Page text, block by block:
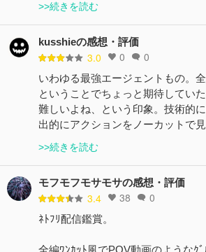
>>続きを読む
kusshieの感想・評価
3.0 0 0
いわゆる最強エージェントもの。
ということでちょっと期待してい
難しいよね、という印象。技術的
出的にアクションをノーカットで
>>続きを読む
モフモフモサモサの感想・評価
3.4 38 0
ﾈﾄﾌﾘ配信鑑賞。
全編ﾜﾝｶｯﾄ風でPOV動画のようなｸ